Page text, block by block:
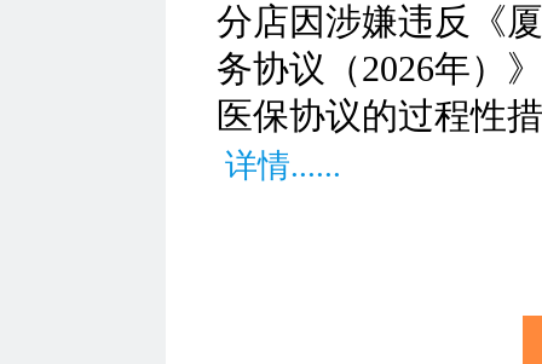
分店因涉嫌违反《
务协议（2026年）
医保协议的过程性
详情......